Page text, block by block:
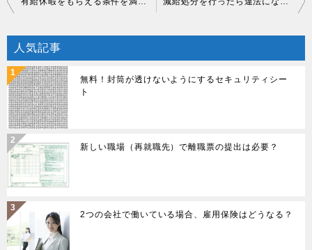
ナ
ビ
ゲ
ー
シ
ョ
ン
人気記事
無料！封筒が透けないようにするセキュリティシー
ト
新しい職場（再就職先）で離職票の提出は必要？
2つの会社で働いている場合、雇用保険はどうなる？